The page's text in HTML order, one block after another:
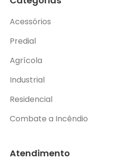
Acessórios
Predial
Agrícola
Industrial
Residencial
Combate a Incêndio
Atendimento